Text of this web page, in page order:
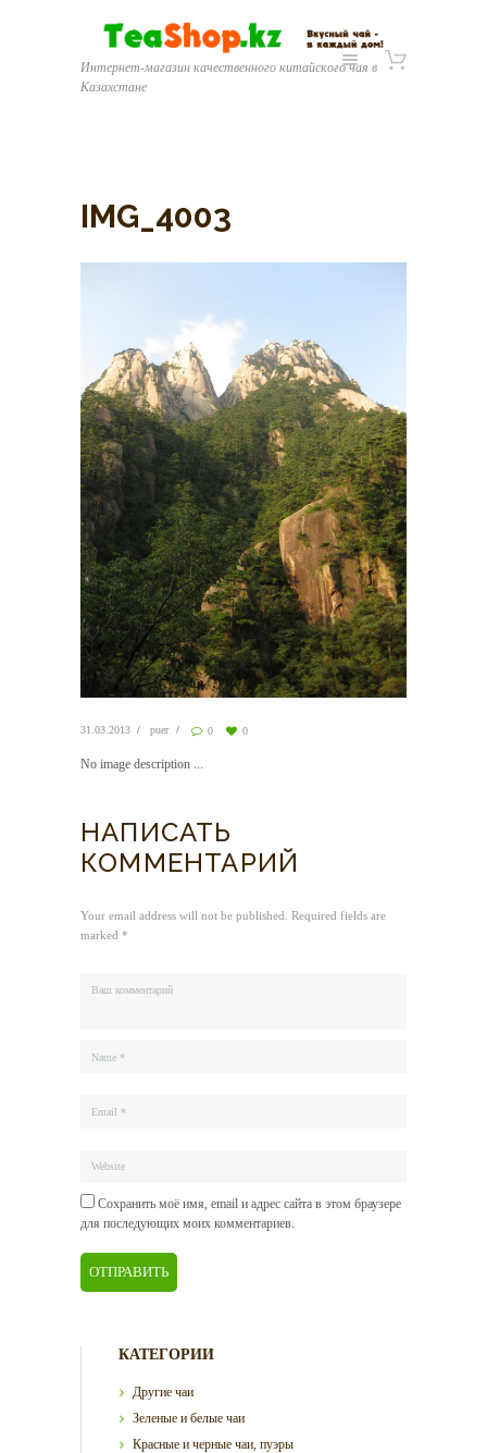
Интернет-магазин качественного китайского чая в
Казахстане
IMG_4003
31.03.2013 puer 0 0
No image description ...
НАПИСАТЬ
КОММЕНТАРИЙ
Your email address will not be published. Required fields are
marked *
Сохранить моё имя, email и адрес сайта в этом браузере
для последующих моих комментариев.
КАТЕГОРИИ
Другие чаи
Зеленые и белые чаи
Красные и черные чаи, пуэры